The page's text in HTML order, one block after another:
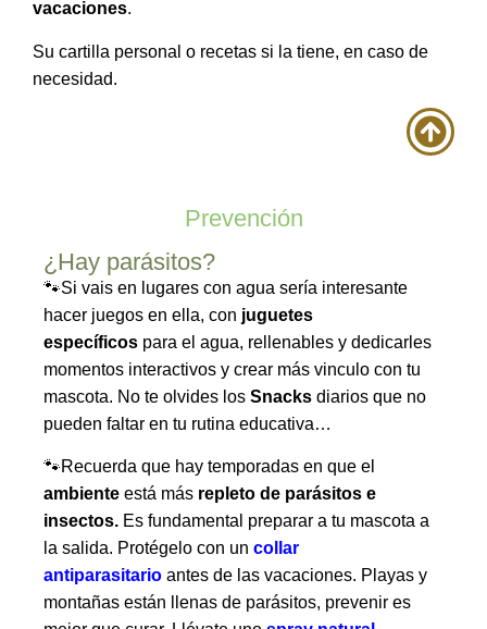
vacaciones.
Su cartilla personal o recetas si la tiene, en caso de
necesidad.
Prevención
¿Hay parásitos?
🐾Si vais en lugares con agua sería interesante
hacer juegos en ella, con juguetes
específicos para el agua, rellenables y dedicarles
momentos interactivos y crear más vinculo con tu
mascota. No te olvides los Snacks diarios que no
pueden faltar en tu rutina educativa…
🐾Recuerda que hay temporadas en que el
ambiente está más repleto de parásitos e
insectos. Es fundamental preparar a tu mascota a
la salida. Protégelo con un collar
antiparasitario antes de las vacaciones. Playas y
montañas están llenas de parásitos, prevenir es